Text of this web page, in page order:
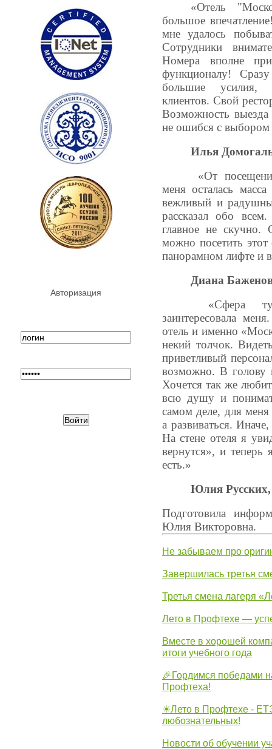
Авторизация
«Отель
большое
мне удалось
Сотрудники
Номера вполне
функционалу!
большие усилия,
клиентов. Свой
Возможность
не ошибся с выбором
Илья
«От
меня осталась
вежливый и
рассказал обо
главное не
можно посетить
панорамном лифте и
Диана
«Сфера
заинтересовала
отель и именно
некий толчок.
приветливый
возможно. В голову
Хочется так же
всю душу и
самом деле, для меня
а развиваться.
На стене отеля я
вернутся», и
есть.»
Юлия Русских,
Подготовила
Юлия Викторовна.
Не забываем про
Завершилась третья
Третья смена лагеря
Лето в Профтехе —
Вместе в хорошей
итоги учебного года
🎉Гордимся победами
Профтеха!
☀Лето в Профтехе -
любознательных!
Новости об обучении